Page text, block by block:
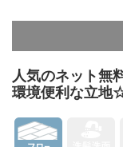
人気のネット
環境便利な立地